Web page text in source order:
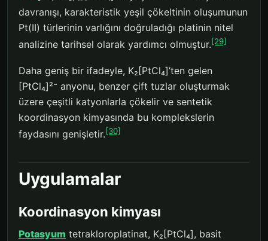
davranışı, karakteristik yeşil çökeltinin oluşumunun
Pt(II) türlerinin varlığını doğruladığı platinin nitel
analizine tarihsel olarak yardımcı olmuştur.[29]
Daha geniş bir ifadeyle, K₂[PtCl₄]’ten gelen
[PtCl₄]²⁻ anyonu, benzer çift tuzlar oluşturmak
üzere çeşitli katyonlarla çökelir ve sentetik
koordinasyon kimyasında bu komplekslerin
faydasını genişletir.[30]
Uygulamalar
Koordinasyon kimyası
Potasyum tetrakloroplatinat, K₂[PtCl₄], basit